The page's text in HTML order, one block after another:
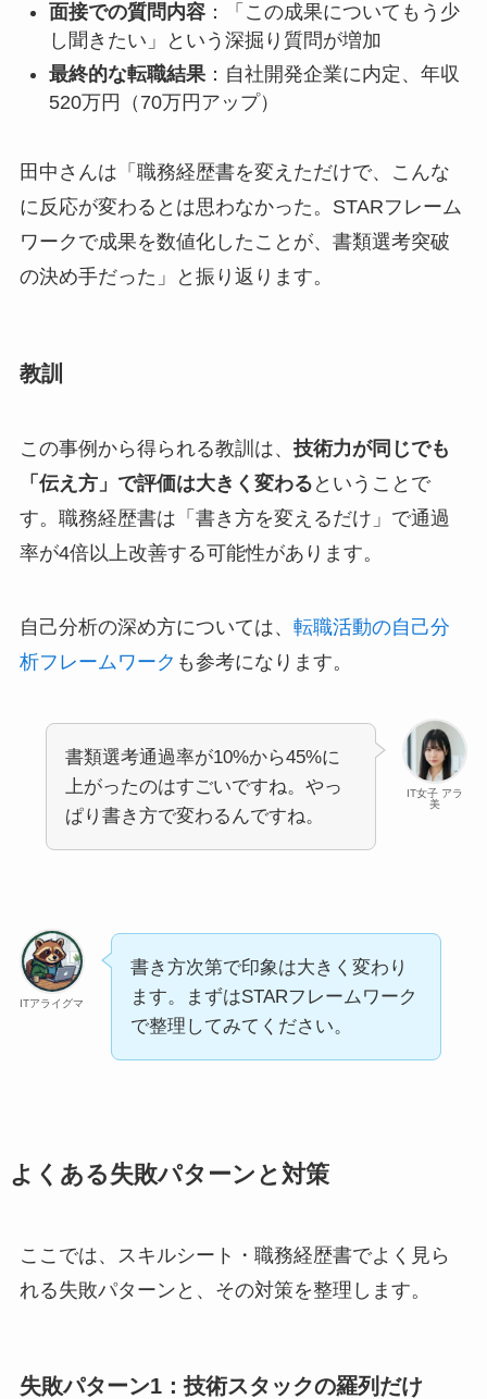
面接での質問内容：「この成果についてもう少
し聞きたい」という深掘り質問が増加
最終的な転職結果：自社開発企業に内定、年収
520万円（70万円アップ）
田中さんは「職務経歴書を変えただけで、こんな
に反応が変わるとは思わなかった。STARフレーム
ワークで成果を数値化したことが、書類選考突破
の決め手だった」と振り返ります。
教訓
この事例から得られる教訓は、 技術力が同じでも
「伝え方」で評価は大きく変わる ということで
す。職務経歴書は「書き方を変えるだけ」で通過
率が4倍以上改善する可能性があります。
自己分析の深め方については、 転職活動の自己分
析フレームワーク も参考になります。
IT女子 アラ
美
書類選考通過率が10%から45%に
上がったのはすごいですね。やっ
ぱり書き方で変わるんですね。
ITアライグマ
書き方次第で印象は大きく変わり
ます。まずはSTARフレームワーク
で整理してみてください。
よくある失敗パターンと対策
ここでは、スキルシート・職務経歴書でよく見ら
れる失敗パターンと、その対策を整理します。
失敗パターン1：技術スタックの羅列だけ